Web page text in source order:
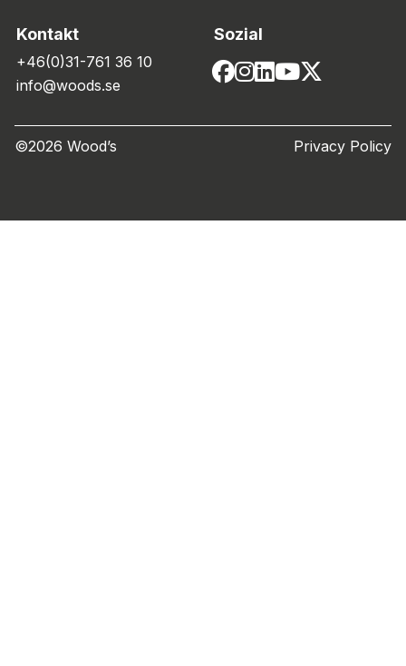
Kontakt
+46(0)31-761 36 10
info@woods.se
Sozial
©2026 Wood’s Privacy Policy